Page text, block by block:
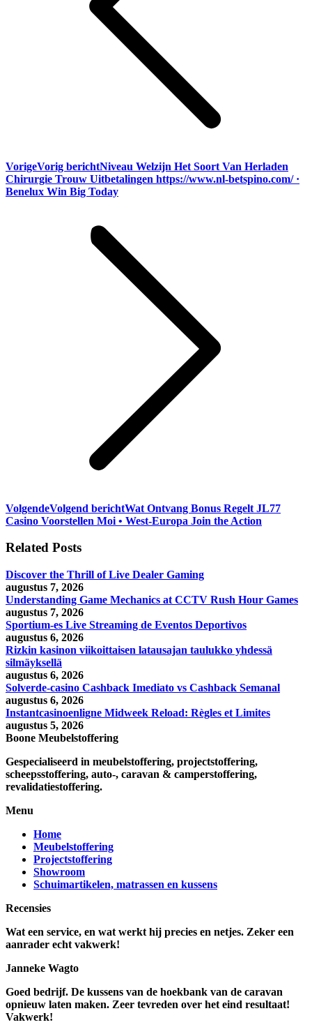
VorigeVorig berichtNiveau Welzijn Het Soort Van Herladen
Chirurgie Trouw Uitbetalingen https://www.nl-betspino.com/ ·
Benelux Win Big Today
VolgendeVolgend berichtWat Ontvang Bonus Regelt JL77
Casino Voorstellen Moi • West-Europa Join the Action
Related Posts
Discover the Thrill of Live Dealer Gaming
augustus 7, 2026
Understanding Game Mechanics at CCTV Rush Hour Games
augustus 7, 2026
Sportium-es Live Streaming de Eventos Deportivos
augustus 6, 2026
Rizkin kasinon viikoittaisen latausajan taulukko yhdessä
silmäyksellä
augustus 6, 2026
Solverde-casino Cashback Imediato vs Cashback Semanal
augustus 6, 2026
Instantcasinoenligne Midweek Reload: Règles et Limites
augustus 5, 2026
Boone Meubelstoffering
Gespecialiseerd in meubelstoffering, projectstoffering,
scheepsstoffering, auto-, caravan & camperstoffering,
revalidatiestoffering.
Menu
Home
Meubelstoffering
Projectstoffering
Showroom
Schuimartikelen, matrassen en kussens
Recensies
Wat een service, en wat werkt hij precies en netjes. Zeker een
aanrader echt vakwerk!
Janneke Wagto
Goed bedrijf. De kussens van de hoekbank van de caravan
opnieuw laten maken. Zeer tevreden over het eind resultaat!
Vakwerk!